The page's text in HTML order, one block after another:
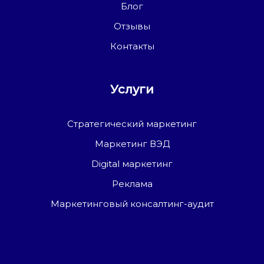
Блог
Отзывы
Контакты
Услуги
Стратегический маркетинг
Маркетинг ВЭД
Digital маркетинг
Реклама
Маркетинговый консалтинг-аудит